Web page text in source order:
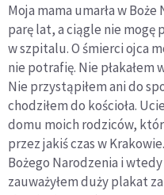
Moja mama umarła w
parę lat, a ciągle nie mogę
w szpitalu. O śmierci ojca
nie potrafię. Nie płakałem
Nie przystąpiłem ani do
chodziłem do kościoła.
domu moich rodziców,
przez jakiś czas w
Bożego Narodzenia i
zauważyłem duży plakat